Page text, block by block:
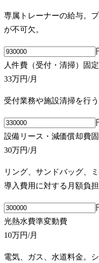
専属トレーナーの給与。
が不可欠。
人件費（受付・清掃）
固
33万円/月
受付業務や施設清掃を行
設備リース・減価償却費
30万円/月
リング、サンドバッグ、
導入費用に対する月額負担
光熱水費準変動費
10万円/月
電気、ガス、水道料金。